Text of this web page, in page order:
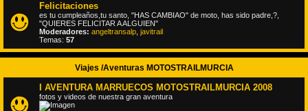
Felicitaciones
es tu cumpleaños,tu santo, "HAS CAMBIAO" de moto, has sido padre,?,
"QUIERES FELICITAR A ALGUIEN"
Moderadores: angeltransalp javitrail
Temas: 57
Viajes /Aventuras MOTOSTRAILMURCIA
I AVENTURA MARRUECOS MOTOSTRAILMURCIA 2008
fotos y videos de nuestra gran aventura